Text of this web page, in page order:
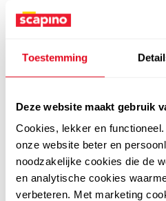
Toestemming
Deze website maakt gebruik
Cookies, lekker en
onze website beter en
noodzakelijke cookies die de
en analytische cookies
verbeteren. Met marketing